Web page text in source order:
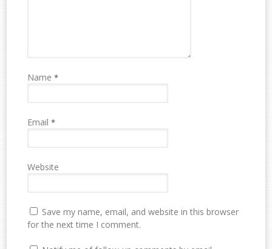
Name*
Email*
Website
Save my name, email, and website in this browser
for the next time I comment.